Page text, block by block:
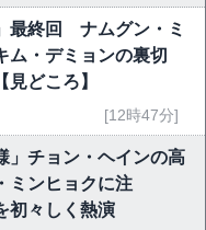
最終回 ナムグン・ミ
・デミョンの裏切
見どころ】
[12時47分]
」チョン・ヘインの高
ミンヒョクに注
初々しく熱演